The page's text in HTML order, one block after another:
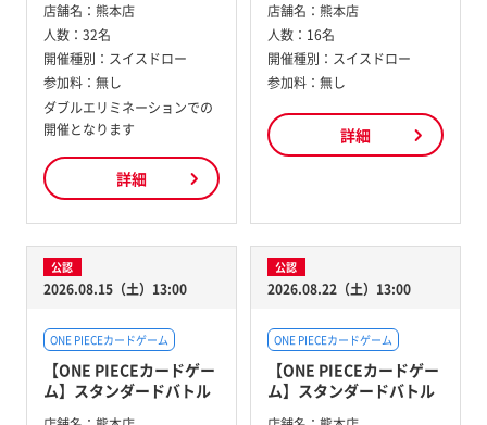
店舗名： 熊本店
人数： 32名
開催種別： スイスドロー
参加料： 無し
ダブルエリミネーションでの
開催となります
詳細
店舗名： 熊本店
人数： 16名
開催種別： スイスドロー
参加料： 無し
詳細
公認
2026.08.15（土）13:00
ONE PIECEカードゲーム
【ONE PIECEカードゲー
ム】スタンダードバトル
公認
2026.08.22（土）13:00
ONE PIECEカードゲーム
【ONE PIECEカードゲー
ム】スタンダードバトル